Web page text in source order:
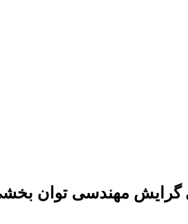
گرایش مهندسی توان